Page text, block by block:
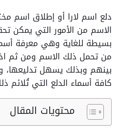
دلع اسم لارا أو إطلاق اسم
الاسم من الأمور التي يمكن
بسيطة للغاية وهي معرفة
من تحمل ذلك الاسم ومن ثم
بينهم وبذلك يسهل تدليعها،
كافة أسماء الدلع التي تُلائم
محتويات المقال